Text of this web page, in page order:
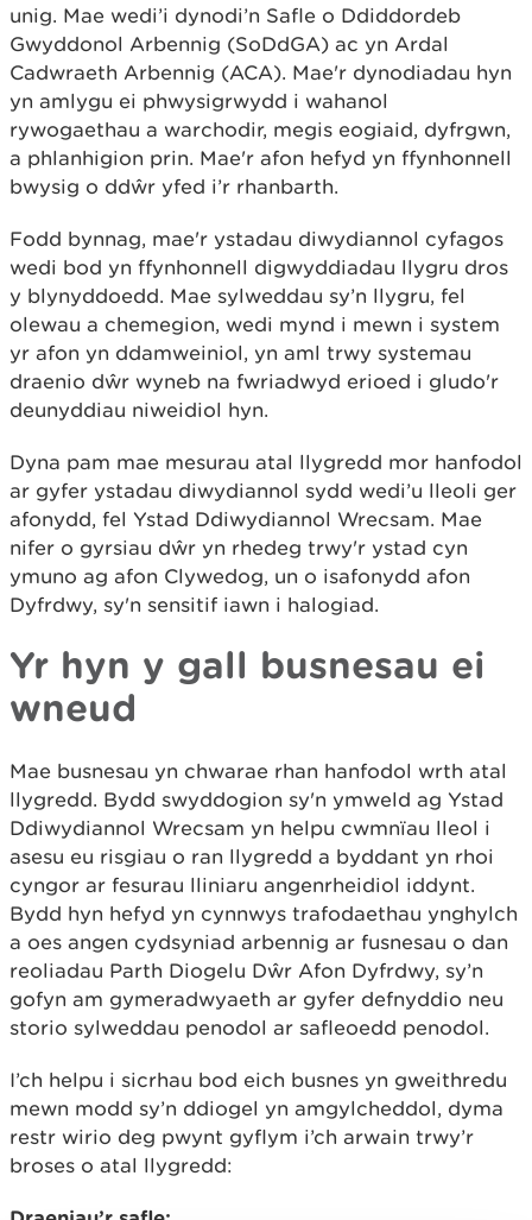
unig. Mae wedi’i dynodi’n Safle o Ddiddordeb
Gwyddonol Arbennig (SoDdGA) ac yn Ardal
Cadwraeth Arbennig (ACA). Mae'r dynodiadau hyn
yn amlygu ei phwysigrwydd i wahanol
rywogaethau a warchodir, megis eogiaid, dyfrgwn,
a phlanhigion prin. Mae'r afon hefyd yn ffynhonnell
bwysig o ddŵr yfed i’r rhanbarth.
Fodd bynnag, mae'r ystadau diwydiannol cyfagos
wedi bod yn ffynhonnell digwyddiadau llygru dros
y blynyddoedd. Mae sylweddau sy’n llygru, fel
olewau a chemegion, wedi mynd i mewn i system
yr afon yn ddamweiniol, yn aml trwy systemau
draenio dŵr wyneb na fwriadwyd erioed i gludo'r
deunyddiau niweidiol hyn.
Dyna pam mae mesurau atal llygredd mor hanfodol
ar gyfer ystadau diwydiannol sydd wedi’u lleoli ger
afonydd, fel Ystad Ddiwydiannol Wrecsam. Mae
nifer o gyrsiau dŵr yn rhedeg trwy'r ystad cyn
ymuno ag afon Clywedog, un o isafonydd afon
Dyfrdwy, sy'n sensitif iawn i halogiad.
Yr hyn y gall busnesau ei
wneud
Mae busnesau yn chwarae rhan hanfodol wrth atal
llygredd. Bydd swyddogion sy'n ymweld ag Ystad
Ddiwydiannol Wrecsam yn helpu cwmnïau lleol i
asesu eu risgiau o ran llygredd a byddant yn rhoi
cyngor ar fesurau lliniaru angenrheidiol iddynt.
Bydd hyn hefyd yn cynnwys trafodaethau ynghylch
a oes angen cydsyniad arbennig ar fusnesau o dan
reoliadau Parth Diogelu Dŵr Afon Dyfrdwy, sy’n
gofyn am gymeradwyaeth ar gyfer defnyddio neu
storio sylweddau penodol ar safleoedd penodol.
I’ch helpu i sicrhau bod eich busnes yn gweithredu
mewn modd sy’n ddiogel yn amgylcheddol, dyma
restr wirio deg pwynt gyflym i’ch arwain trwy’r
broses o atal llygredd: